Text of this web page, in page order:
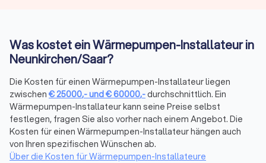
Was kostet ein Wärmepumpen-Installateur in
Neunkirchen/Saar?
Die Kosten für einen Wärmepumpen-Installateur liegen
zwischen €25000,-und€60000,-durchschnittlich. Ein
Wärmepumpen-Installateur kann seine Preise selbst
festlegen, fragen Sie also vorher nach einem Angebot. Die
Kosten für einen Wärmepumpen-Installateur hängen auch
von Ihren spezifischen Wünschen ab.
Über die Kosten für Wärmepumpen-Installateure